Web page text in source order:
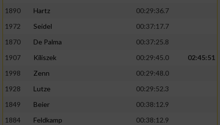
1890
Hartz
00:29:36.7
1972
Seidel
00:37:17.7
1870
De Palma
00:37:25.8
1907
Kiliszek 00:29:45.0
02:45:51
1998
Zenn
00:29:48.0
1928
Lutze
00:29:52.3
1849
Beier
00:38:12.9
1884
Feldkamp
00:38:12.9